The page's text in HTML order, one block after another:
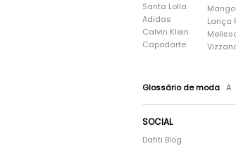
Santa Lolla
Adidas
Calvin Klein
Capodarte
Mango
Lança
Glossário de moda A
SOCIAL
Dafiti Blog